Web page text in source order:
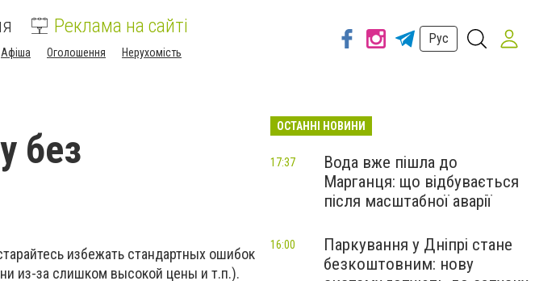
Реклама на сайті
Афіша Оголошення Нерухомість
Рус
без
избежать стандартных ошибок
из-за слишком высокой цены и т.п.).
ОСТАННІ НОВИНИ
Вода вже пішла до
Марганця: що відбувається
після масштабної аварії
17:37
Паркування у Дніпрі стане
безкоштовним: нову
16:00